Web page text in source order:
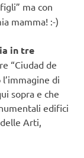
ma con
mamma! :-)
in tre
“Ciudad de
l’immagine di
sopra e che
edifici
Arti,